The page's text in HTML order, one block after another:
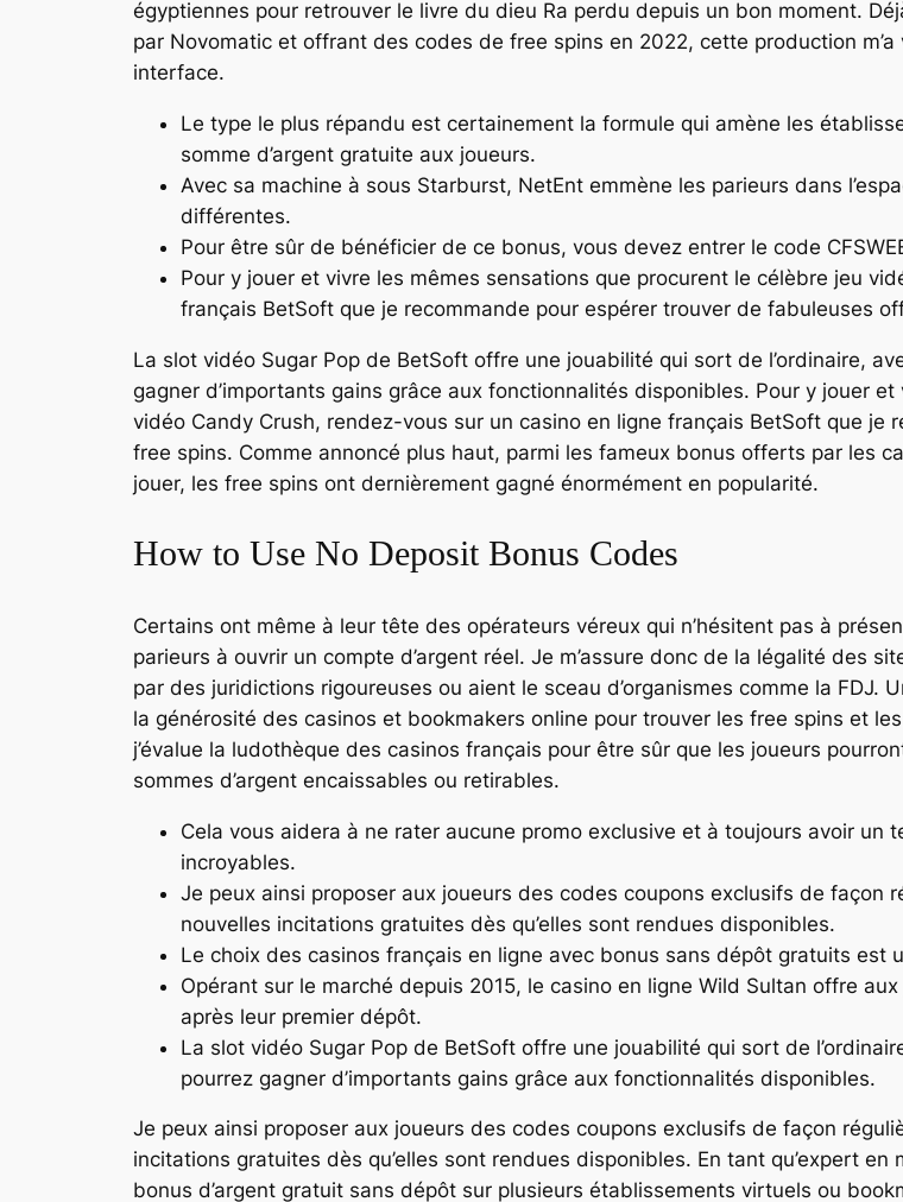
égyptiennes pour retrouver le livre du dieu Ra perdu depuis un bon moment.
par Novomatic et offrant des codes de free spins en 2022, cette production
interface.
Le type le plus répandu est certainement la formule qui amène les
somme d’argent gratuite aux joueurs.
Avec sa machine à sous Starburst, NetEnt emmène les parieurs dans
différentes.
Pour être sûr de bénéficier de ce bonus, vous devez entrer le code
Pour y jouer et vivre les mêmes sensations que procurent le célèbre jeu
français BetSoft que je recommande pour espérer trouver de fabuleuses
La slot vidéo Sugar Pop de BetSoft offre une jouabilité qui sort de l’ordinaire,
gagner d’importants gains grâce aux fonctionnalités disponibles. Pour y jouer
vidéo Candy Crush, rendez-vous sur un casino en ligne français BetSoft que
free spins. Comme annoncé plus haut, parmi les fameux bonus offerts par les
jouer, les free spins ont dernièrement gagné énormément en popularité.
How to Use No Deposit Bonus Codes
Certains ont même à leur tête des opérateurs véreux qui n’hésitent pas à
parieurs à ouvrir un compte d’argent réel. Je m’assure donc de la légalité des
par des juridictions rigoureuses ou aient le sceau d’organismes comme la FDJ.
la générosité des casinos et bookmakers online pour trouver les free spins et
j’évalue la ludothèque des casinos français pour être sûr que les joueurs
sommes d’argent encaissables ou retirables.
Cela vous aidera à ne rater aucune promo exclusive et à toujours avoir un
incroyables.
Je peux ainsi proposer aux joueurs des codes coupons exclusifs de façon
nouvelles incitations gratuites dès qu’elles sont rendues disponibles.
Le choix des casinos français en ligne avec bonus sans dépôt gratuits est
Opérant sur le marché depuis 2015, le casino en ligne Wild Sultan offre
après leur premier dépôt.
La slot vidéo Sugar Pop de BetSoft offre une jouabilité qui sort de
pourrez gagner d’importants gains grâce aux fonctionnalités disponibles.
Je peux ainsi proposer aux joueurs des codes coupons exclusifs de façon
incitations gratuites dès qu’elles sont rendues disponibles. En tant qu’expert
bonus d’argent gratuit sans dépôt sur plusieurs établissements virtuels ou